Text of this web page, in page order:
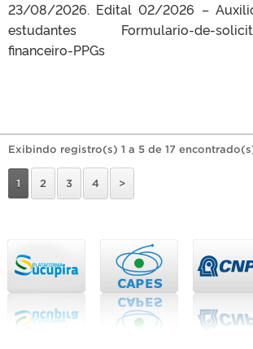
23/08/2026. Edital 02/2026 –
estudantes Formulario-de-
financeiro-PPGs
Exibindo registro(s) 1 a 5 de 17
1 2 3 4 >